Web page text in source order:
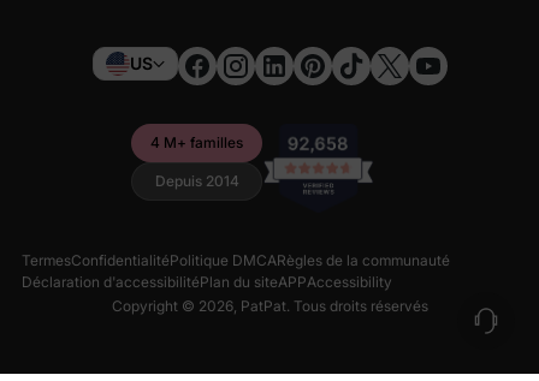
US
4 M+ familles
Depuis 2014
TermesConfidentialitéPolitique DMCARègles de la communauté
Déclaration d'accessibilitéPlan du siteAPPAccessibility
Copyright © 2026, PatPat. Tous droits réservés